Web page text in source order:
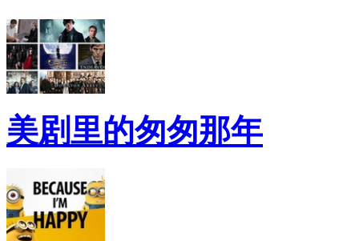
美剧里的匆匆那年